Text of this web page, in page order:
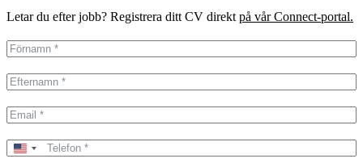
Letar du efter jobb? Registrera ditt CV direkt på vår Connect-portal.
United